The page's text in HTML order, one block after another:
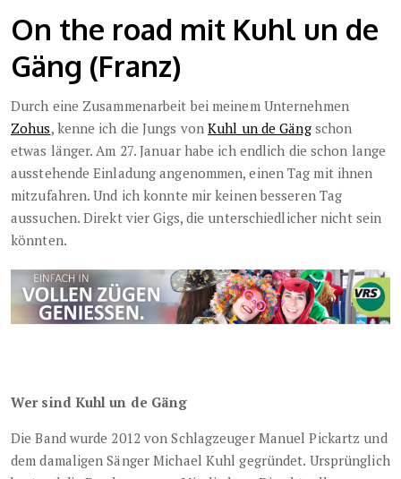
On the road mit Kuhl un de
Gäng (Franz)
Durch eine Zusammenarbeit bei meinem Unternehmen
Zohus, kenne ich die Jungs vonKuhl un de Gängschon
etwas länger. Am 27. Januar habe ich endlich die schon lange
ausstehende Einladung angenommen, einen Tag mit ihnen
mitzufahren. Und ich konnte mir keinen besseren Tag
aussuchen. Direkt vier Gigs, die unterschiedlicher nicht sein
könnten.
Wer sind Kuhl un de Gäng
Die Band wurde 2012 von Schlagzeuger Manuel Pickartz und
dem damaligen Sänger Michael Kuhl gegründet. Ursprünglich